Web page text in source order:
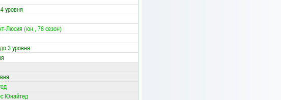
уровня
Люсия (юн., 78 сезон)
3 уровня
Юнайтед